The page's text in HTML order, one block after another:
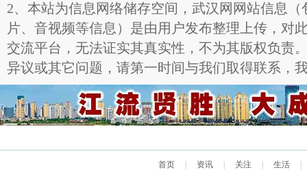
2、本站为信息网络储存空间，武汉网网站信息
片、音视频等信息）是由用户发布整理上传，对
交流平台，无法证实其真实性，不为其版权负责
异议或其它问题，请第一时间与我们取得联系，
首页 资讯 关注 生活